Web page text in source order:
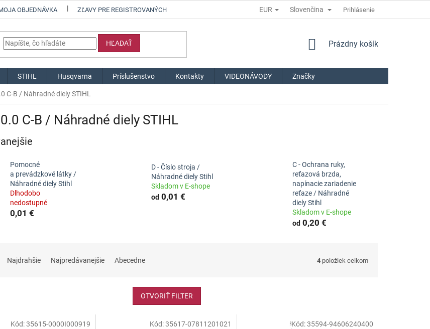
OBJEDNÁVKA ZĽAVY PRE REGISTROVANÝCH EUR Slovenčina Prihlásenie
HĽADAŤ
NÁKUPNÝ
Prázdny košík
STIHL Husqvarna Príslušenstvo Kontakty VIDEONÁVODY Značky
C-B / Náhradné diely STIHL
C-B / Náhradné diely STIHL
Pomocné
a prevádzkové látky /
Náhradné diely Stihl
Dlhodobo
nedostupné
0,01 €
D - Číslo stroja /
Náhradné diely Stihl
Skladom v E-shope
od0,01 €
C - Ochrana ruky,
reťazová brzda,
napínacie zariadenie
reťaze / Náhradné
diely Stihl
Skladom v E-shope
od0,20 €
Najdrahšie Najpredávanejšie Abecedne 4 položiek celkom
OTVORIŤ FILTER
Kód:35615-0000I000919 Kód:35617-07811201021 Kód:35594-94606240400